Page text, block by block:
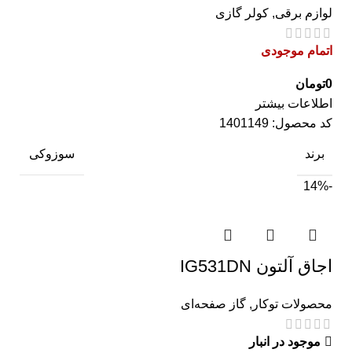
لوازم برقی, کولر گازی
اتمام موجودی
0تومان
اطلاعات بیشتر
کد محصول: 1401149
برند سوزوکی
-14%
اجاق آلتون IG531DN
محصولات توکار , گاز صفحه‌ای
موجود در انبار